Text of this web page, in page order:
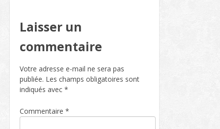
Laisser un
commentaire
Votre adresse e-mail ne sera pas
publiée. Les champs obligatoires sont
indiqués avec *
Commentaire *